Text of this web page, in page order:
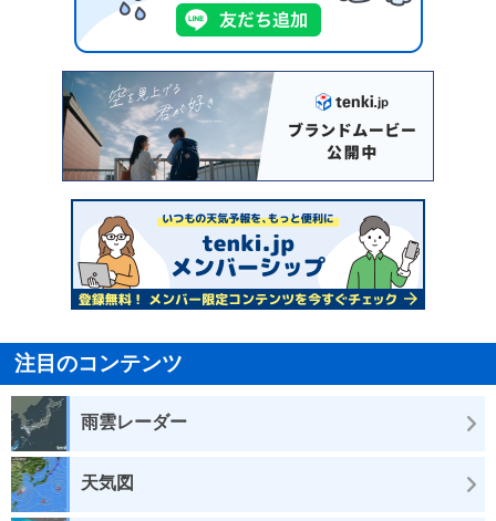
注目のコンテンツ
雨雲レーダー
天気図